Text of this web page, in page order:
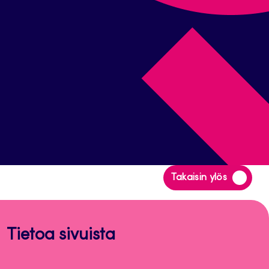
Takaisin ylös
Siirry
takaisin
Tietoa sivuista